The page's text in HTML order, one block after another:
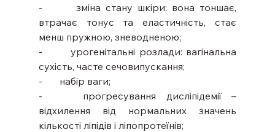
-       зміна стану шкіри: вона тоншає,
втрачає тонус та еластичність, стає
менш пружною, зневодненою;
-       урогенітальні розлади: вагінальна
сухість, часте сечовипускання;
-       набір ваги;
-    прогресування дисліпідемії –
відхилення від нормальних значень
кількості ліпідів і ліпопротеїнів;